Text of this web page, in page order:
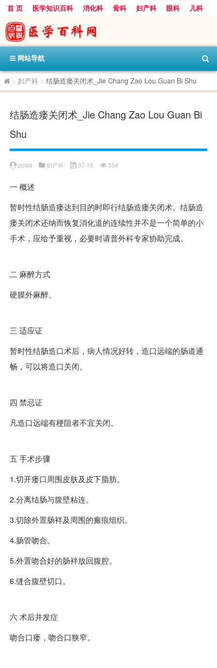
首 页 医学知识百科 消化科 骨科 妇产科 眼科
儿科
心血管病科
呼吸科 神经科
内分泌科
口腔科
网站导航
> 妇产科 > 结肠造瘘关闭术_Jie Chang Zao Lou Guan Bi Shu
结肠造瘘关闭术_Jie Chang Zao Lou Guan Bi
Shu
pptsd 妇产科 07-18 354
一 概述
暂时性结肠造瘘达到目的时即行结肠造瘘关闭术。结肠造
瘘关闭术还纳而恢复消化道的连续性并不是一个简单的小
手术，应给予重视，必要时请普外科专家协助完成。
二 麻醉方式
硬膜外麻醉。
三 适应证
暂时性结肠造口术后，病人情况好转，造口远端的肠道通
畅，可以将造口关闭。
四 禁忌证
凡造口远端有梗阻者不宜关闭。
五 手术步骤
1.切开瘘口周围皮肤及皮下脂肪。
2.分离结肠与腹壁粘连。
3.切除外置肠袢及周围的瘢痕组织。
4.肠管吻合。
5.外置吻合好的肠袢放回腹腔。
6.缝合腹壁切口。
六术后并发症
吻合口瘘，吻合口狭窄。